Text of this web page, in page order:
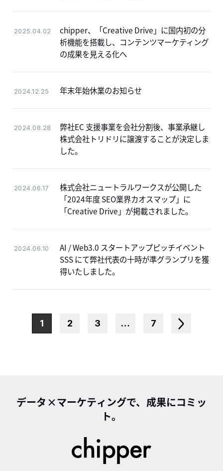
2025.04.02
chipper、「Creative Drive」に国内初の分
析機能を搭載し、コンテンツマーケティング
の成果を見える化へ
2024.12.25 年末年始休業のお知らせ
2024.08.28
弊社EC 支援事業を会社分割後、事業承継し
株式会社トリドリに譲渡することが決定しま
した。
2024.06.17
株式会社ニュートラルワークスが公開した
「2024年度 SEO業界カオスマップ」に
「Creative Drive」が掲載されました。
2024.06.10
AI / Web3.0 スタートアップピッチイベント
SSS にて弊社代表の十時が準グランプリを獲
得いたしました。
1 2 3 … 7
データ×マーケティングで、成果にコミッ
ト。